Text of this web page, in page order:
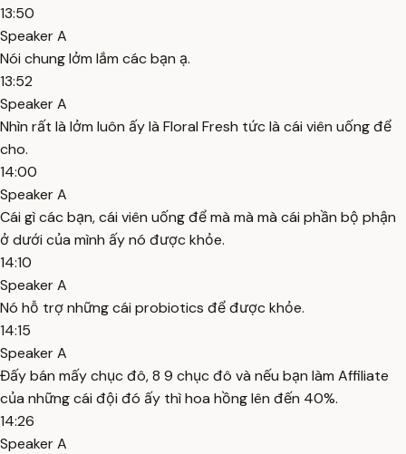
13:50
Speaker A
Nói chung lởm lắm các bạn ạ.
13:52
Speaker A
Nhìn rất là lởm luôn ấy là Floral Fresh tức là cái viên uống để
cho.
14:00
Speaker A
Cái gì các bạn, cái viên uống để mà mà mà cái phần bộ phận
ở dưới của mình ấy nó được khỏe.
14:10
Speaker A
Nó hỗ trợ những cái probiotics để được khỏe.
14:15
Speaker A
Đấy bán mấy chục đô, 8 9 chục đô và nếu bạn làm Affiliate
của những cái đội đó ấy thì hoa hồng lên đến 40%.
14:26
Speaker A